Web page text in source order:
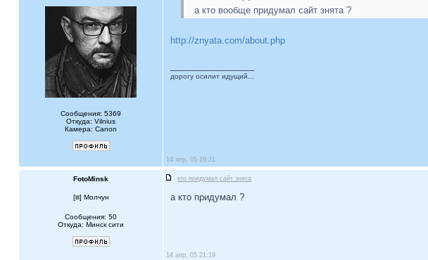
Сообщения: 5369
Откуда: Vilnius
Камера: Canon
а кто вообще придумал сайт знята ?
http://znyata.com/about.php
дорогу осилит идущий...
14 апр, 05 19:21
FotoMinsk кто придумал сайт знята
[ ] Молчун
Сообщения: 50
Откуда: Минск сити
а кто придумал ?
14 апр, 05 21:19